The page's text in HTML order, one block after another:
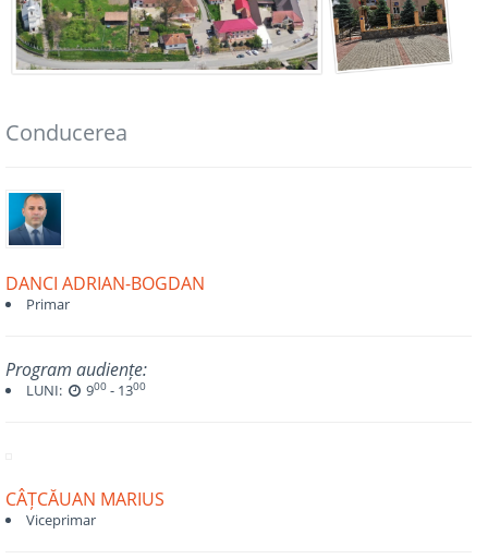
Conducerea
DANCI ADRIAN-BOGDAN
Primar
Program audiențe:
LUNI: 900 - 1300
CÂȚCĂUAN MARIUS
Viceprimar